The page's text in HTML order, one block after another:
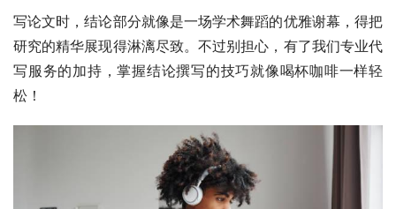
写论文时，结论部分就像是一场学术舞蹈的优雅谢幕，得把
研究的精华展现得淋漓尽致。不过别担心，有了我们专业代
写服务的加持，掌握结论撰写的技巧就像喝杯咖啡一样轻
松！